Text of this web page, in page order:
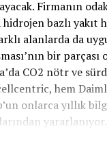
Firmanın
bazlı yakıt
alanlarda da
bir parçası
CO2 nötr ve
hem
onlarca yıllık
yararlanıyor.